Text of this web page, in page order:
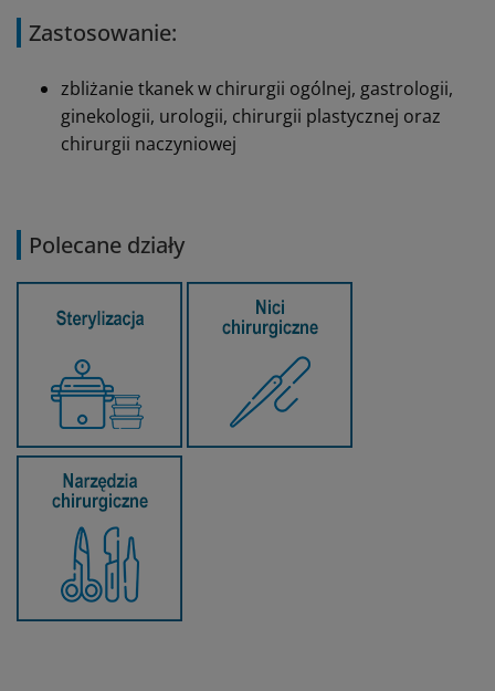
Zastosowanie:
zbliżanie tkanek w chirurgii ogólnej, gastrologii,
ginekologii, urologii, chirurgii plastycznej oraz
chirurgii naczyniowej
Polecane działy